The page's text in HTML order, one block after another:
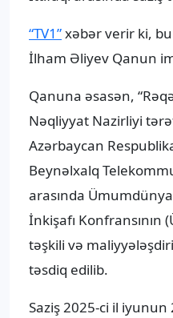
“TV1”xəbər verir ki,
İlham Əliyev Qanun
Qanuna əsasən,
Nəqliyyat Nazirliyi
Azərbaycan
Beynəlxalq
arasında
İnkişafı Konfransının
təşkili və
təsdiq edilib.
Saziş 2025-ci il iyunun